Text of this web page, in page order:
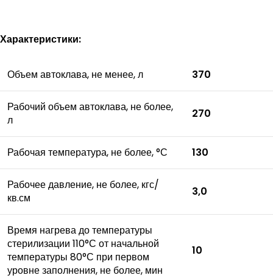
Характеристики:
Объем автоклава, не менее, л 370
Рабочий объем автоклава, не более,
л
270
Рабочая температура, не более, °С 130
Рабочее давление, не более, кгс/
кв.см
3,0
Время нагрева до температуры
стерилизации 110°С от начальной
температуры 80°С при первом
уровне заполнения, не более, мин
10